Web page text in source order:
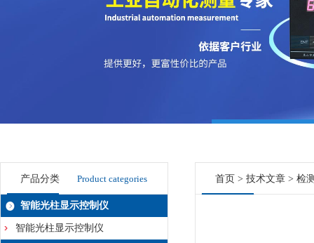
产品分类 Product categories
智能光柱显示控制仪
智能光柱显示控制仪
首页 > 技术文章 > 检